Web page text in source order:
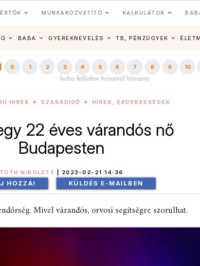
MUNKAKÖZVETÍTŐ KALKULÁTOR
BABA GYEREKNEVELÉS TB, PÉNZÜGYEK
0 1 2 3 4 5 6 7 8 9 10
HÍREK SZABADIDŐ HÍREK, ÉRDEKESSÉGEK
22 éves várandós nő
Budapesten
TÓTH NIKOLETT 2023-02-21 14:36
HOZZÁ! KÜLDÉS E-MAILBEN
Mivel várandós, orvosi segítségre szorulhat.